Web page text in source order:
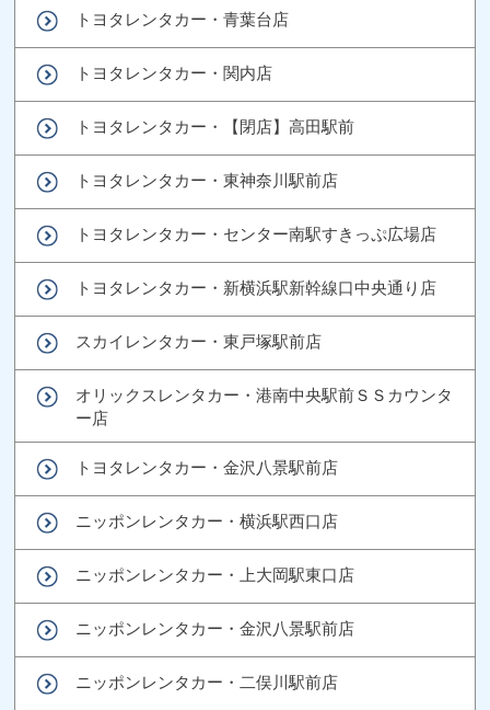
トヨタレンタカー・青葉台店
トヨタレンタカー・関内店
トヨタレンタカー・【閉店】高田駅前
トヨタレンタカー・東神奈川駅前店
トヨタレンタカー・センター南駅すきっぷ広場店
トヨタレンタカー・新横浜駅新幹線口中央通り店
スカイレンタカー・東戸塚駅前店
オリックスレンタカー・港南中央駅前ＳＳカウンタ
ー店
トヨタレンタカー・金沢八景駅前店
ニッポンレンタカー・横浜駅西口店
ニッポンレンタカー・上大岡駅東口店
ニッポンレンタカー・金沢八景駅前店
ニッポンレンタカー・二俣川駅前店